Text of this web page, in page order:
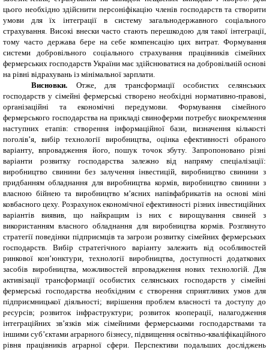
цього необхідно здійснити персоніфікацію членів господарств та створити
умови для їх інтеграції в систему загальнодержавного соціального
страхування. Високі внески часто стають перешкодою для такої інтеграції,
тому часто держава бере на себе компенсацію цих витрат. Формування
системи добровільного соціального страхування працівників сімейних
фермерських господарств України має здійснюватися на добровільній основі
на рівні відрахувань із мінімальної зарплати.
Висновки. Отже,
для трансформації особистих селянських
господарств у сімейні фермерські створено необхідні нормативно-правові,
організаційні та економічні передумови. Формування сімейного
фермерського господарства на прикладі свиноферми потребує виокремлення
наступних етапів: створення інформаційної бази, визначення кількості
поголів’я, вибір технології виробництва, оцінка ефективності обраного
варіанту, впровадження його, пошук точок збуту. Запропоновано різні
варіанти розвитку господарства залежно від напряму спеціалізації:
виробництво свинини без залучення інвестицій, виробництво свинини з
придбанням обладнання для виробництва кормів, виробництво свинини з
власною бійнею та виробництво м’ясних напівфабрикатів на основі міні
ковбасного цеху. Розрахунок економічної ефективності різних інвестиційних
варіантів виявив, що найкращим із них є вирощування свиней з
використанням власного обладнання для виробництва кормів. Розглянуто
стратегії поведінки підприємців та загрози розвитку сімейних фермерських
господарств. Вибір стратегічного варіанту залежить від особливостей
ринкової кон’юнктури, технології виробництва, доступності додаткових
засобів виробництва, можливостей впровадження нових технологій. Для
активізації трансформації особистих селянських господарств у сімейні
фермерські господарства необхідним є створення сприятливих умов для
підприємницької діяльності; вирішення проблем власності та доступу до
ресурсів; розвиток інфраструктури; розвиток кооперації, налагодження
інтеграційних зв’язків між сімейними фермерськими господарствами та
іншими суб’єктами аграрного бізнесу, підвищення освітньо-кваліфікаційного
рівня працівників аграрної сфери. Перспективи подальших досліджень